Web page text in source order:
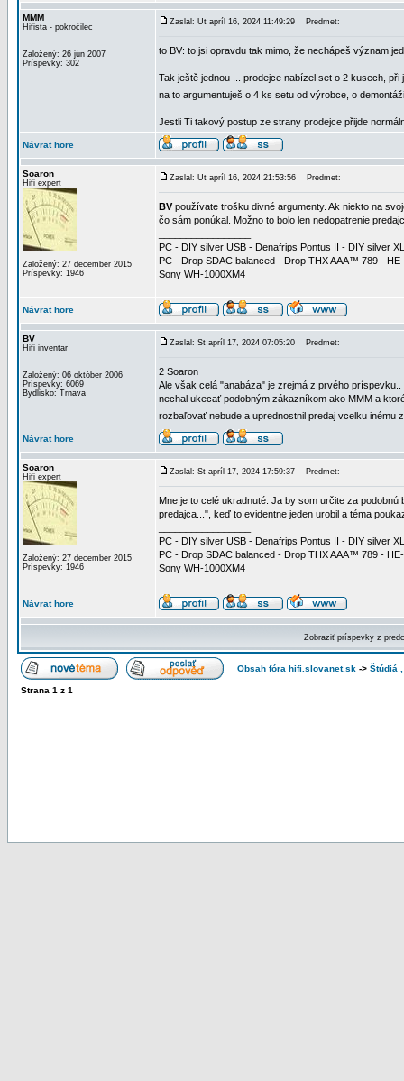
MMM
Hifista - pokročilec
Založený: 26 jún 2007
Príspevky: 302
Zaslal: Ut apríl 16, 2024 11:49:29 Predmet:
to BV: to jsi opravdu tak mimo, že nechápeš význam
Tak ještě jednou ... prodejce nabízel set o 2 kusech,
na to argumentuješ o 4 ks setu od výrobce, o
Jestli Ti takový postup ze strany prodejce přijde
Návrat hore
Soaron
Hifi expert
Založený: 27 december 2015
Príspevky: 1946
Zaslal: Ut apríl 16, 2024 21:53:56 Predmet:
BVpoužívate trošku divné argumenty. Ak niekto na
čo sám ponúkal. Možno to bolo len nedopatrenie
PC - DIY silver USB - Denafrips Pontus II - DIY silver
PC - Drop SDAC balanced - Drop THX AAA™ 789 -
Sony WH-1000XM4
Návrat hore
BV
Hifi inventar
Založený: 06 október 2006
Príspevky: 6069
Bydlisko: Trnava
Zaslal: St apríl 17, 2024 07:05:20 Predmet:
2 Soaron
Ale však celá "anabáza" je zrejmá z prvého
nechal ukecať podobným zákazníkom ako MMM a
rozbaľovať nebude a uprednostnil predaj vcelku
Návrat hore
Soaron
Hifi expert
Založený: 27 december 2015
Príspevky: 1946
Zaslal: St apríl 17, 2024 17:59:37 Predmet:
Mne je to celé ukradnuté. Ja by som určite za
predajca...", keď to evidentne jeden urobil a téma
PC - DIY silver USB - Denafrips Pontus II - DIY silver
PC - Drop SDAC balanced - Drop THX AAA™ 789 -
Sony WH-1000XM4
Návrat hore
Zobraziť príspevky z
Obsah fóra hifi.slovanet.sk -> Štúdiá
Strana 1 z 1